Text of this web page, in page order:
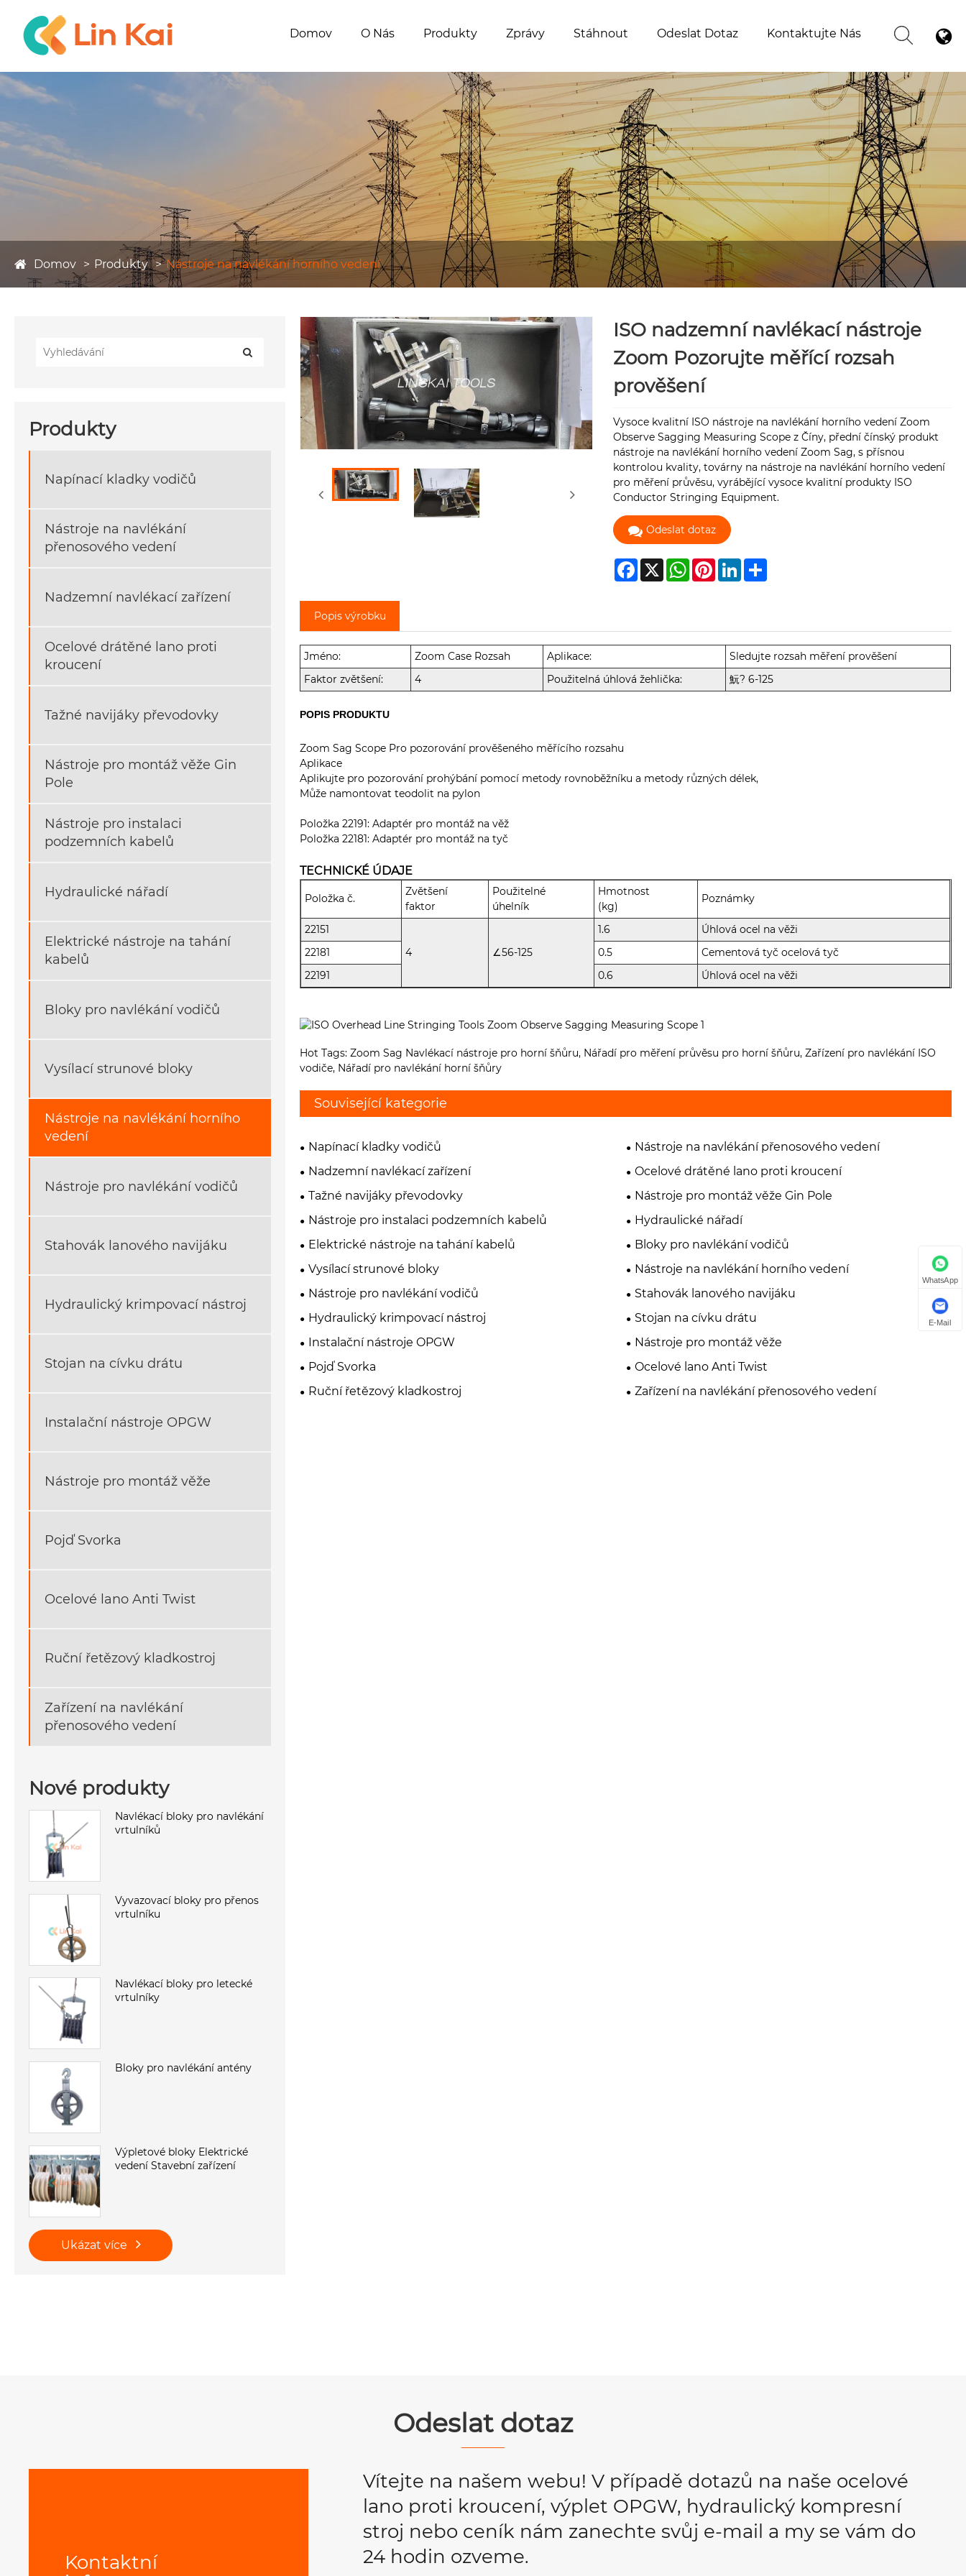
Domov O Nás Produkty Zprávy Stáhnout Odeslat Dotaz Kontaktujte Nás
Domov Produkty Nástroje na navlékání horního vedení
Produkty
Napínací kladky vodičů
Nástroje na navlékání
přenosového vedení
Nadzemní navlékací zařízení
Ocelové drátěné lano proti
kroucení
Tažné navijáky převodovky
Nástroje pro montáž věže Gin
Pole
Nástroje pro instalaci
podzemních kabelů
Hydraulické nářadí
Elektrické nástroje na tahání
kabelů
Bloky pro navlékání vodičů
Vysílací strunové bloky
Nástroje na navlékání horního
vedení
Nástroje pro navlékání vodičů
Stahovák lanového navijáku
Hydraulický krimpovací nástroj
Stojan na cívku drátu
Instalační nástroje OPGW
Nástroje pro montáž věže
Pojď Svorka
Ocelové lano Anti Twist
Ruční řetězový kladkostroj
Zařízení na navlékání
přenosového vedení
Nové produkty
Navlékací bloky pro navlékání
vrtulníků
Vyvazovací bloky pro přenos
vrtulníku
Navlékací bloky pro letecké
vrtulníky
Bloky pro navlékání antény
Výpletové bloky Elektrické
vedení Stavební zařízení
Ukázat více
ISO nadzemní navlékací nástroje
Zoom Pozorujte měřící rozsah
prověšení
Vysoce kvalitní ISO nástroje na navlékání horního vedení Zoom
Observe Sagging Measuring Scope z Číny, přední čínský produkt
nástroje na navlékání horního vedení Zoom Sag, s přísnou
kontrolou kvality, továrny na nástroje na navlékání horního vedení
pro měření průvěsu, vyrábějící vysoce kvalitní produkty ISO
Conductor Stringing Equipment.
Odeslat dotaz
Facebook
X WhatsApp
PinterestLinkedInShare
Popis výrobku
Jméno: Zoom Case Rozsah Aplikace:
Sledujte rozsah měření prověšení
Faktor zvětšení:
4 Použitelná úhlová žehlička: 魭? 6-125
POPIS PRODUKTU
Zoom Sag Scope Pro pozorování prověšeného měřícího rozsahu
Aplikace
Aplikujte pro pozorování prohýbání pomocí metody rovnoběžníku a metody různých délek,
Může namontovat teodolit na pylon
Položka 22191: Adaptér pro montáž na věž
Položka 22181: Adaptér pro montáž na tyč
TECHNICKÉ ÚDAJE
Položka č.
Zvětšení
faktor
Použitelné
úhelník
Hmotnost
(kg)
Poznámky
22151
4
∠56-125
1.6
Úhlová ocel na věži
22181
0.5
Cementová tyč ocelová tyč
22191
0.6 Úhlová ocel na věži
Hot Tags: Zoom Sag Navlékací nástroje pro horní šňůru, Nářadí pro měření průvěsu pro horní šňůru, Zařízení pro navlékání ISO
vodiče, Nářadí pro navlékání horní šňůry
Související kategorie
Napínací kladky vodičů
Nástroje na navlékání přenosového vedení
Nadzemní navlékací zařízení
Ocelové drátěné lano proti kroucení
Tažné navijáky převodovky
Nástroje pro montáž věže Gin Pole
Nástroje pro instalaci podzemních kabelů
Hydraulické nářadí
Elektrické nástroje na tahání kabelů
Bloky pro navlékání vodičů
Vysílací strunové bloky
Nástroje na navlékání horního vedení
Nástroje pro navlékání vodičů
Stahovák lanového navijáku
Hydraulický krimpovací nástroj
Stojan na cívku drátu
Instalační nástroje OPGW
Nástroje pro montáž věže
Pojď Svorka
Ocelové lano Anti Twist
Ruční řetězový kladkostroj
Zařízení na navlékání přenosového vedení
Odeslat dotaz
Kontaktní
Vítejte na našem webu! V případě dotazů na naše ocelové
lano proti kroucení, výplet OPGW, hydraulický kompresní
stroj nebo ceník nám zanechte svůj e-mail a my se vám do
24 hodin ozveme.
WhatsApp
E-Mail